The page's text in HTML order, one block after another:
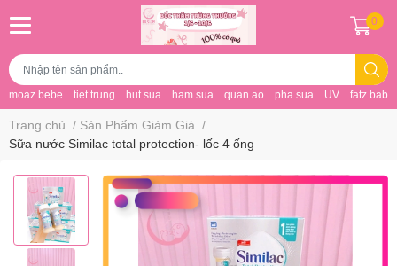
moaz bebe tiet trung hut sua ham sua quan ao pha sua UV fatz baby
0
Trang chủ / Sản Phẩm Giảm Giá /
Sữa nước Similac total protection- lốc 4 ống